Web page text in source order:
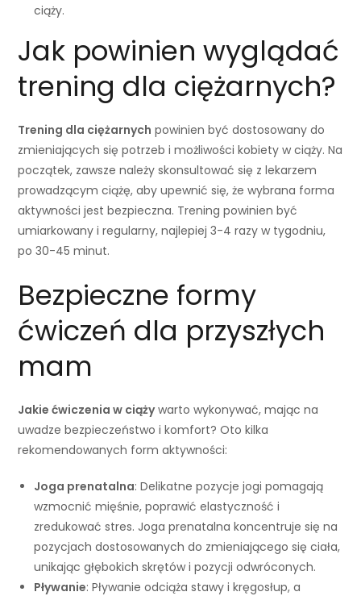
ciąży.
Jak powinien wyglądać
trening dla ciężarnych?
Trening dla ciężarnych powinien być dostosowany do
zmieniających się potrzeb i możliwości kobiety w ciąży. Na
początek, zawsze należy skonsultować się z lekarzem
prowadzącym ciążę, aby upewnić się, że wybrana forma
aktywności jest bezpieczna. Trening powinien być
umiarkowany i regularny, najlepiej 3-4 razy w tygodniu,
po 30-45 minut.
Bezpieczne formy
ćwiczeń dla przyszłych
mam
Jakie ćwiczenia w ciążywarto wykonywać, mając na
uwadze bezpieczeństwo i komfort? Oto kilka
rekomendowanych form aktywności:
Joga prenatalna: Delikatne pozycje jogi pomagają
wzmocnić mięśnie, poprawić elastyczność i
zredukować stres. Joga prenatalna koncentruje się na
pozycjach dostosowanych do zmieniającego się ciała,
unikając głębokich skrętów i pozycji odwróconych.
Pływanie: Pływanie odciąża stawy i kręgosłup, a